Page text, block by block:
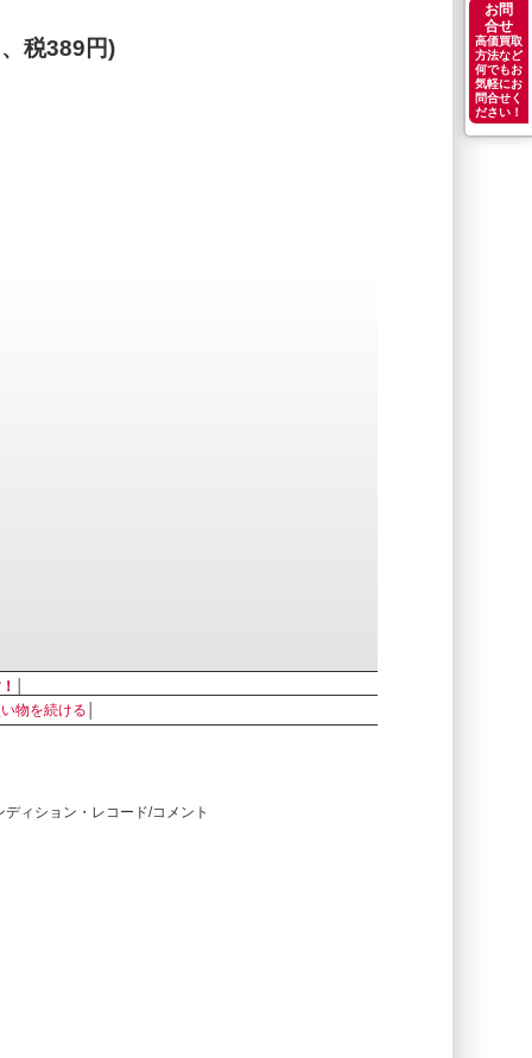
お問
合せ
高価買取
方法など
何でもお
気軽にお
問合せく
ださい！
税389円)
物を続ける
ィション・レコード/コメント